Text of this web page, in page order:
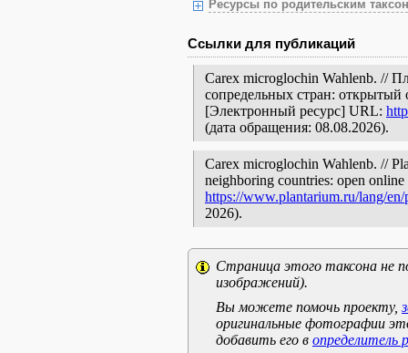
Ресурсы по родительским
Ссылки для публикаций
Carex microglochin Wahlenb. //
сопредельных стран: открытый
[Электронный ресурс] URL:
(дата обращения: 08.08.2026).
Carex microglochin Wahlenb. //
neighboring countries: open
https://www.plantarium.ru/lang/
2026).
Страница этого таксона не
изображений).
Вы можете помочь проекту,
оригинальные фотографии
добавить его в определитель